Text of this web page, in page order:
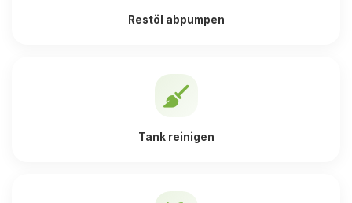
Restöl abpumpen
Tank reinigen